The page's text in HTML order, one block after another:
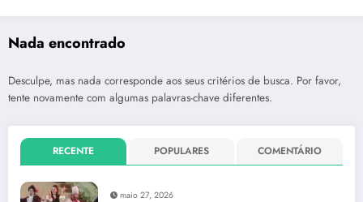
Nada encontrado
Desculpe, mas nada corresponde aos seus critérios de busca. Por favor,
tente novamente com algumas palavras-chave diferentes.
RECENTE POPULARES COMENTÁRIO
maio 27, 2026